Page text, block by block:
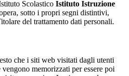
Scolastico Istituto Istruzione
sotto i propri segni distintivi,
del trattamento dati personali.
che i siti web visitati dagli utenti
memorizzati per essere poi